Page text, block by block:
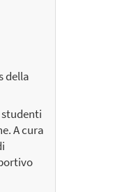
della
A cura